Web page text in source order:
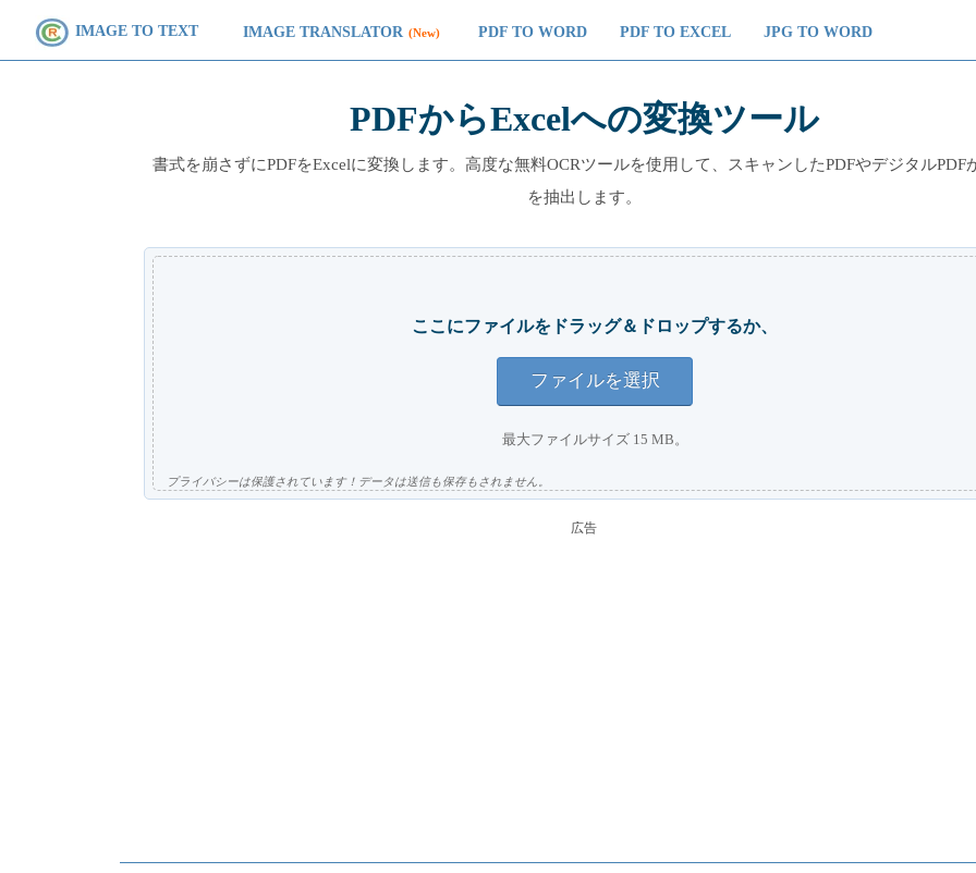
IMAGE TO TEXT IMAGE TRANSLATOR (New) PDF TO WORD PDF TO EXCEL JPG TO WORD
PDFからExcelへの変換ツール
書式を崩さずにPDFをExcelに変換します。高度な無料OCRツールを使用して、スキャンしたPDFやデジタルPDF
を抽出します。
ここにファイルをドラッグ＆ドロップするか、
ファイルを選択
最大ファイルサイズ 15 MB。
プライバシーは保護されています！データは送信も保存もされません。
広告